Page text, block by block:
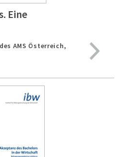
Eine
AMS Österreich,